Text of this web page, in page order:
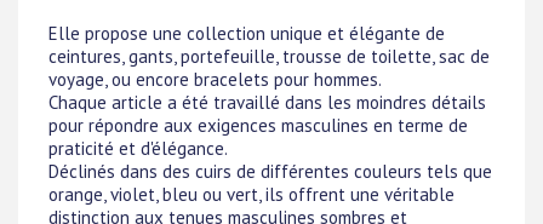
Elle propose une collection unique et élégante de
ceintures, gants, portefeuille, trousse de toilette, sac de
voyage, ou encore bracelets pour hommes.
Chaque article a été travaillé dans les moindres détails
pour répondre aux exigences masculines en terme de
praticité et d'élégance.
Déclinés dans des cuirs de différentes couleurs tels que
orange, violet, bleu ou vert, ils offrent une véritable
distinction aux tenues masculines sombres et